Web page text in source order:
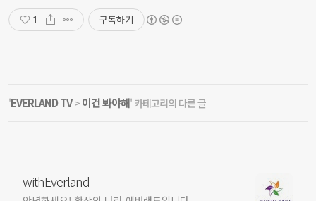
1 구독하기
'EVERLAND TV> 이건 봐야해' 카테고리의 다른 글
withEverland